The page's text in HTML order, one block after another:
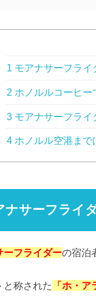
1 モアナサーフラ
2 ホノルルコーヒー
3 モアナサーフライ
4 ホノルル空港まで
ナサーフライ
ーフライダーの宿泊
と称された 「ホ・